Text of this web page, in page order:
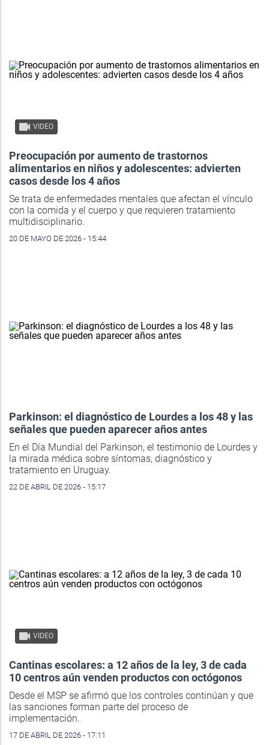
VIDEO
Preocupación por aumento de trastornos
alimentarios en niños y adolescentes: advierten
casos desde los 4 años
Se trata de enfermedades mentales que afectan el vínculo
con la comida y el cuerpo y que requieren tratamiento
multidisciplinario.
20 DE MAYO DE 2026 - 15:44
Parkinson: el diagnóstico de Lourdes a los 48 y las
señales que pueden aparecer años antes
En el Día Mundial del Parkinson, el testimonio de Lourdes y
la mirada médica sobre síntomas, diagnóstico y
tratamiento en Uruguay.
22 DE ABRIL DE 2026 - 15:17
VIDEO
Cantinas escolares: a 12 años de la ley, 3 de cada
10 centros aún venden productos con octógonos
Desde el MSP se afirmó que los controles continúan y que
las sanciones forman parte del proceso de
implementación.
17 DE ABRIL DE 2026 - 17:11